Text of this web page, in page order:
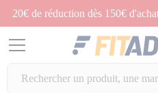
20€ de réduction dès 150€